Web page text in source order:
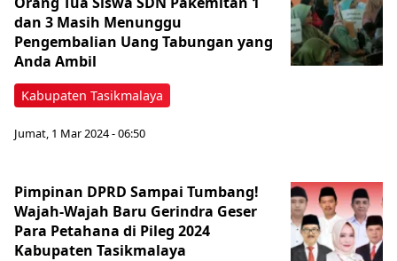
Kabupaten Tasikmalaya
dan 3 Masih Menunggu
Pengembalian Uang Tabungan yang
Anda Ambil
Jumat, 1 Mar 2024 - 06:50
Pimpinan DPRD Sampai Tumbang!
Wajah-Wajah Baru Gerindra Geser
Para Petahana di Pileg 2024
Kabupaten Tasikmalaya